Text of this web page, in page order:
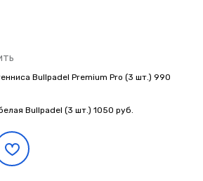
Bullpadel Premium Pro (3 шт.) 990
Bullpadel (3 шт.) 1050 руб.